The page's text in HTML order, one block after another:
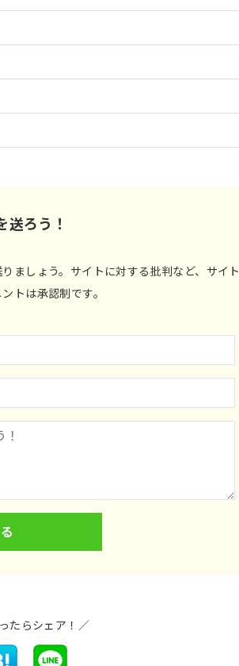
送ろう！
ましょう。サイトに対する批判など、サイト
トは承認制です。
たらシェア！／